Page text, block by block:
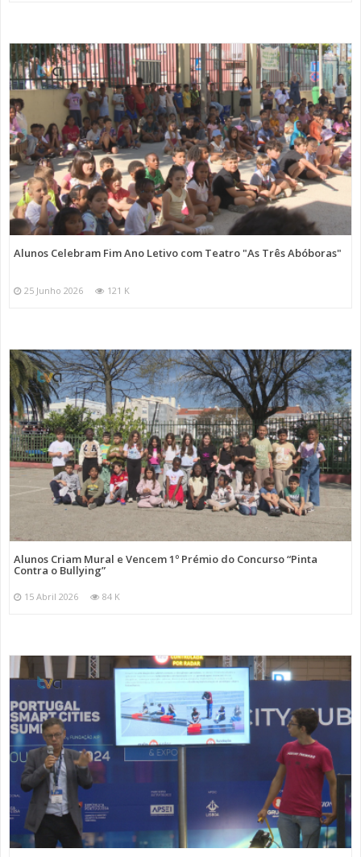
Alunos Celebram Fim Ano Letivo com Teatro "As Três Abóboras"
25 Junho 2026 121 K
Alunos Criam Mural e Vencem 1º Prémio do Concurso “Pinta
Contra o Bullying”
15 Abril 2026 84 K